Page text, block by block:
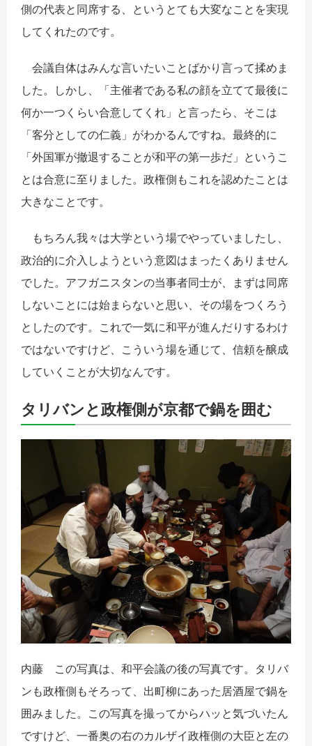
側の代表と同席する、というとても大変なことを実現
してくれたのです。
会議自体はみんな言いたいことばかり言って揉めま
した。しかし、「主催者である私の顔を立てて最後に
何か一つくらい合意してくれ」と言ったら、そこは
「客分としての仁義」がわかるんですね。最終的に
「外国軍が撤退することが和平の第一歩だ」というこ
とは合意に至りました。政権側もこれを認めたことは
大きなことです。
もちろん我々は大学という場でやっていましたし、
政治的に介入しようという意図はまったくありません
でした。アフガニスタンの当事者同士が、まずは同席
しないことには始まらないと思い、その場をつくろう
としたのです。これで一気に和平が進んだりするわけ
ではないですけど、こういう場を通じて、信頼を醸成
していくことが大切なんです。
タリバンと政権側が京都で鍋を囲む
内藤 この写真は、和平会議の後の写真です。タリバ
ンも政権側もそろって、出町柳にあった居酒屋で鍋を
囲みました。この写真を撮ってからハッと気づいたん
ですけど、一番奥の右のカルザイ政権側の大臣と左の